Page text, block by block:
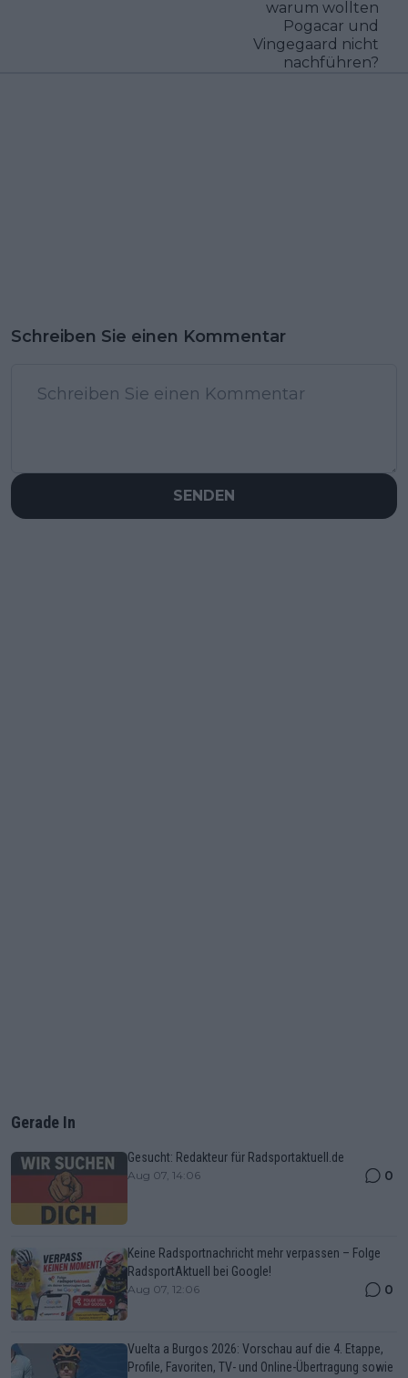
warum wollten
Pogacar und
Vingegaard nicht
nachführen?
Schreiben Sie einen Kommentar
SENDEN
Gerade In
Gesucht: Redakteur für Radsportaktuell.de
Aug 07, 14:06 0
Keine Radsportnachricht mehr verpassen – Folge
RadsportAktuell bei Google!
Aug 07, 12:06 0
Vuelta a Burgos 2026: Vorschau auf die 4. Etappe,
Profile, Favoriten, TV- und Online-Übertragung sowie